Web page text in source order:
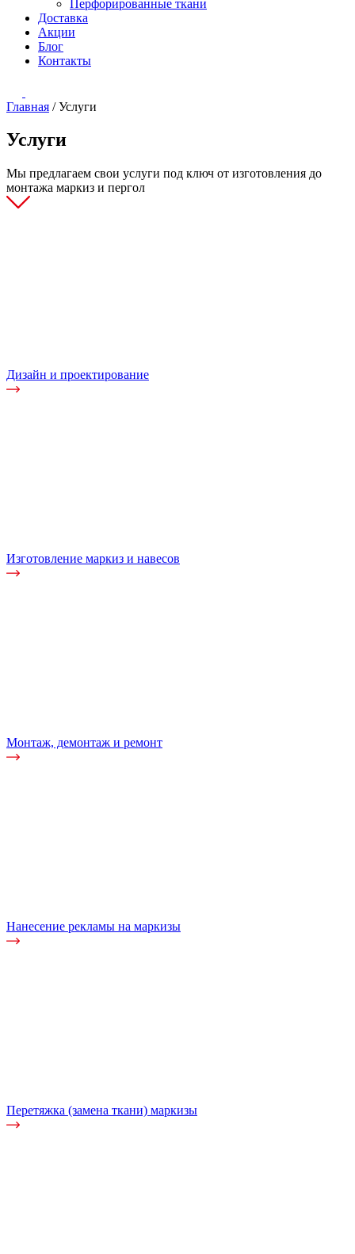
Перфорированные ткани
Доставка
Акции
Блог
Контакты
Главная /Услуги
Услуги
Мы предлагаем свои услуги под ключ от изготовления до
монтажа маркиз и пергол
Дизайн и проектирование
Изготовление маркиз и навесов
Монтаж, демонтаж и ремонт
Нанесение рекламы на маркизы
Перетяжка (замена ткани) маркизы